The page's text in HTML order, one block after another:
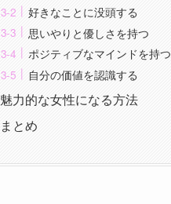
好きなことに没頭する
思いやりと優しさを持つ
ポジティブなマインドを持つ
自分の価値を認識する
魅力的な女性になる方法
まとめ